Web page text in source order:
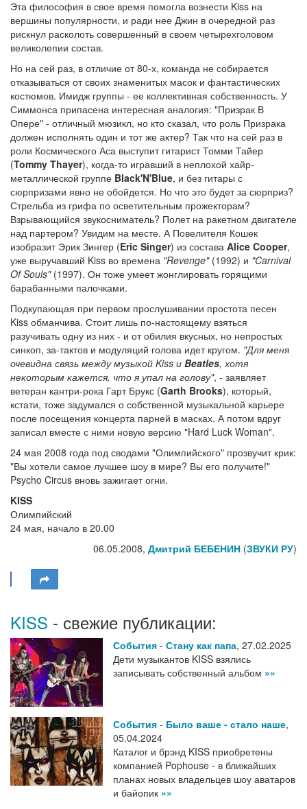
Эта философия в свое время помогла вознести Kiss на
вершины популярности, и ради нее Джин в очередной раз
рискнул расколоть совершенный в своем четырехголовом
великолепии состав.
Но на сей раз, в отличие от 80-х, команда не собирается
отказываться от своих знаменитых масок и фантастических
костюмов. Имидж группы - ее коллективная собственность. У
Симмонса припасена интересная аналогия: "Призрак В
Опере" - отличный мюзикл, но кто сказал, что роль Призрака
должен исполнять один и тот же актер? Так что на сей раз в
роли Космического Аса выступит гитарист Томми Тайер
(Tommy Thayer), когда-то игравший в неплохой хайр-
металлической группе Black'N'Blue, и без гитары с
сюрпризами явно не обойдется. Но что это будет за сюрприз?
Стрельба из грифа по осветительным прожекторам?
Взрывающийся звукосниматель? Полет на ракетном двигателе
над партером? Увидим на месте. А Повелителя Кошек
изобразит Эрик Зингер (Eric Singer) из состава Alice Cooper,
уже выручавший Kiss во времена "Revenge"(1992) и "Carnival
Of Souls"(1997). Он тоже умеет жонглировать горящими
барабанными палочками.
Подкупающая при первом прослушивании простота песен
Kiss обманчива. Стоит лишь по-настоящему взяться
разучивать одну из них - и от обилия вкусных, но непростых
синкоп, за-тактов и модуляций голова идет кругом. "Для меня
очевидна связь между музыкой Kiss и Beatles, хотя
некоторым кажется, что я упал на голову", - заявляет
ветеран кантри-рока Гарт Брукс (Garth Brooks), который,
кстати, тоже задумался о собственной музыкальной карьере
после посещения концерта парней в масках. А потом вдруг
записал вместе с ними новую версию "Hard Luck Woman".
24 мая 2008 года под сводами "Олимпийского" прозвучит крик:
"Вы хотели самое лучшее шоу в мире? Вы его получите!"
Psycho Circus вновь зажигает огни.
KISS
Олимпийский
24 мая, начало в 20.00
06.05.2008, Дмитрий БЕБЕНИН (ЗВУКИ РУ)
KISS - свежие публикации:
События - Стану как папа, 27.02.2025
Дети музыкантов KISS взялись
записывать собственный альбом »»
События - Было ваше - стало наше,
05.04.2024
Каталог и брэнд KISS приобретены
компанией Pophouse - в ближайших
планах новых владельцев шоу аватаров
и байопик »»